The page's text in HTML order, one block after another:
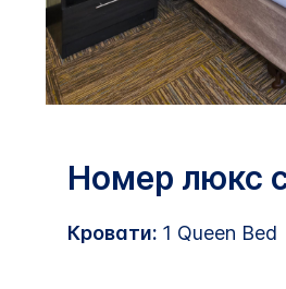
Номер люкс
Кровати: 1 Queen Bed